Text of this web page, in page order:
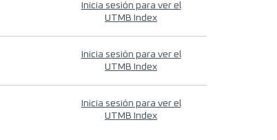
Inicia sesión para ver el
UTMB Index
Inicia sesión para ver el
UTMB Index
Inicia sesión para ver el
UTMB Index